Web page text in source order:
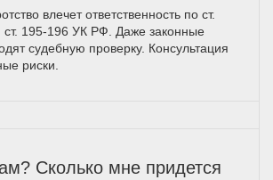
влечет ответственность по ст.
195-196 УК РФ. Даже законные
судебную проверку. Консультация
риски.
Сколько мне придется